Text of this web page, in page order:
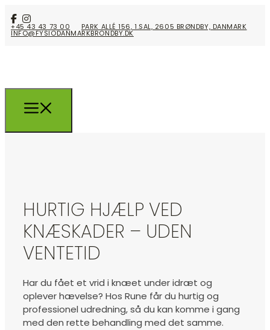
+45 43 43 73 00 PARK ALLÉ 156, 1.SAL, 2605 BRØNDBY, DANMARK
INFO@FYSIODANMARKBRONDBY.DK
HURTIG HJÆLP VED
KNÆSKADER – UDEN
VENTETID
Har du fået et vrid i knæet under idræt og
oplever hævelse? Hos Rune får du hurtig og
professionel udredning, så du kan komme i gang
med den rette behandling med det samme.